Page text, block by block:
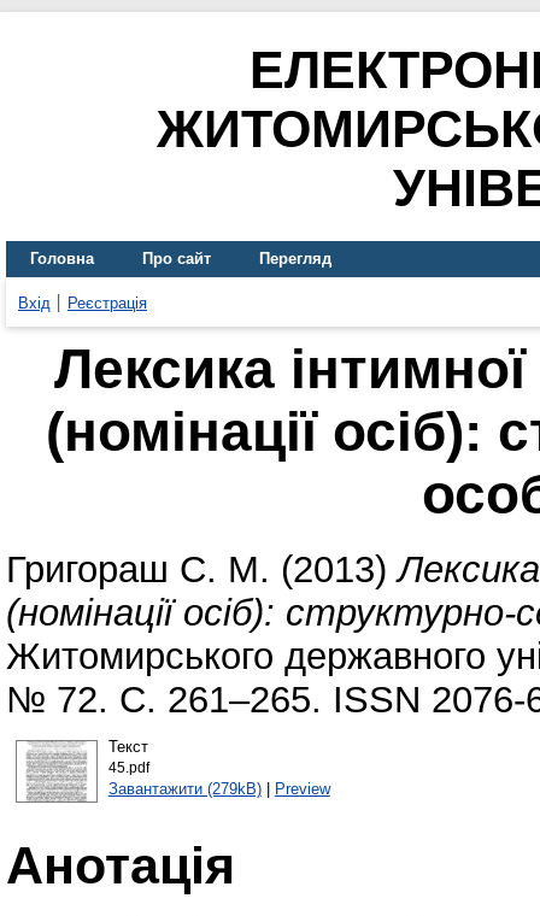
Головна Про сайт Перегляд
Вхід Реєстрація
Лексика
(номінації осіб):
Григораш С. М. (2013)
(номінації осіб):
Житомирського державного
№ 72. С. 261–265. ISSN 2076-
Текст
45.pdf
Завантажити (279kB)| Preview
Анотація